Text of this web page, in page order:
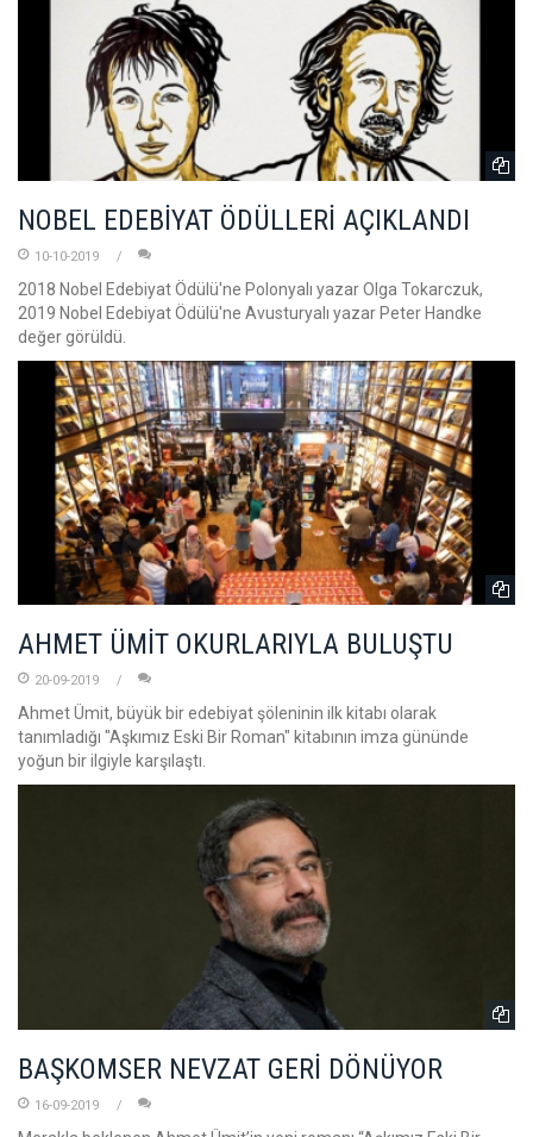
NOBEL EDEBİYAT ÖDÜLLERİ AÇIKLANDI
10-10-2019
2018 Nobel Edebiyat Ödülü'ne Polonyalı yazar Olga Tokarczuk,
2019 Nobel Edebiyat Ödülü'ne Avusturyalı yazar Peter Handke
değer görüldü.
AHMET ÜMİT OKURLARIYLA BULUŞTU
20-09-2019
Ahmet Ümit, büyük bir edebiyat şöleninin ilk kitabı olarak
tanımladığı "Aşkımız Eski Bir Roman" kitabının imza gününde
yoğun bir ilgiyle karşılaştı.
BAŞKOMSER NEVZAT GERİ DÖNÜYOR
16-09-2019